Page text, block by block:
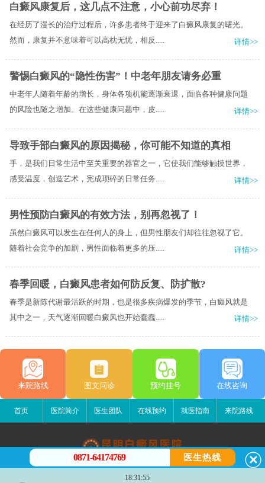
白癜风康复后，这几点不注意，小心前功尽弃！
在经历了漫长的治疗过程后，许多患者终于迎来了白癜风康复的曙光。
然而，康复并不意味着可以高枕无忧，相反.....
详情>>
警惕白癜风的“隐性伤害”！中老年朋友请务必重
中老年人随着年龄的增长，身体各项机能逐渐衰退，面临各种健康问题
的风险也随之增加。在这些健康问题中，皮.....
详情>>
导致手部白癜风的原因揭秘，你可能不知道的真相
手，是我们日常生活中至关重要的器官之一，它使我们能够触摸世界，
感受温度，创造艺术，完成琐碎的日常任务.....
详情>>
男性预防白癜风的有效方法，别再忽视了！
虽然白癜风可以发生在任何人的身上，但男性朋友们却往往忽视了它。
随着社会竞争的加剧，男性面临着更多的压.....
详情>>
春季回暖，白癜风患者如何防反复、防扩散?
春季是新陈代谢最活跃的时期，也是很多疾病爆发的季节，白癜风就是
其中之一，天气逐渐回暖白癜风也开始蠢蠢.....
详情>>
来院路线 图文问诊 预约挂号 在线咨询
首页 医院简介 医生团队 在线预约 就医指南 来院路线
昆明白癜风医院
昆明市五华区护国路2号
0871-64174769 医生热线
18:31:55